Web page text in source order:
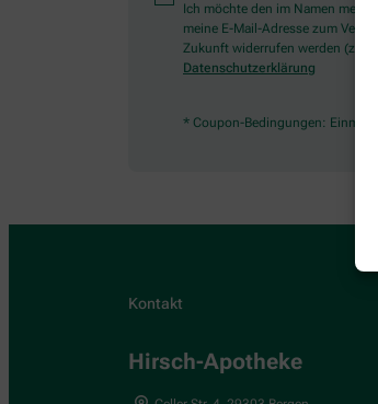
Ich möchte den im Namen
meine E-Mail-Adresse zum
Zukunft widerrufen werden (z.B.
Datenschutzerklärung
* Coupon-Bedingungen:
Kontakt
Hirsch-Apotheke